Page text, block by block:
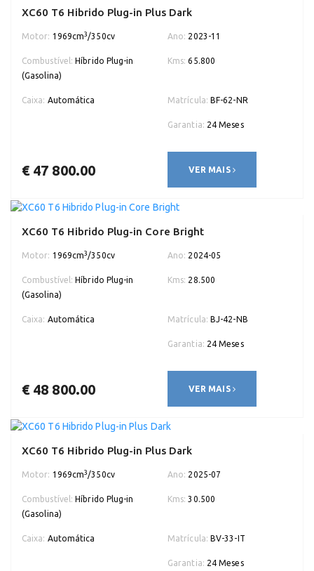
XC60 T6 Hibrido Plug-in Plus Dark
Motor: 1969cm3/350cv Ano: 2023-11
Combustível: Híbrido Plug-in
(Gasolina)
Kms: 65.800
Caixa: Automática Matrícula: BF-62-NR
Garantia: 24 Meses
€ 47 800.00 VER MAIS
XC60 T6 Hibrido Plug-in Core Bright
Motor: 1969cm3/350cv Ano: 2024-05
Combustível: Híbrido Plug-in
(Gasolina)
Kms: 28.500
Caixa: Automática Matrícula: BJ-42-NB
Garantia: 24 Meses
€ 48 800.00 VER MAIS
XC60 T6 Hibrido Plug-in Plus Dark
Motor: 1969cm3/350cv Ano: 2025-07
Combustível: Híbrido Plug-in
(Gasolina)
Kms: 30.500
Caixa: Automática Matrícula: BV-33-IT
Garantia: 24 Meses